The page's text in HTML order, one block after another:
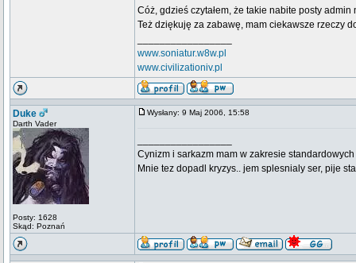
Cóż, gdzieś czytałem, że takie nabite posty admin
Też dziękuję za zabawę, mam ciekawsze rzeczy
www.soniatur.w8w.pl
www.civilizationiv.pl
Duke
Darth Vader
Posty: 1628
Skąd: Poznań
Wysłany: 9 Maj 2006, 15:58
Cynizm i sarkazm mam w zakresie
Mnie tez dopadl kryzys.. jem splesnialy ser, pije